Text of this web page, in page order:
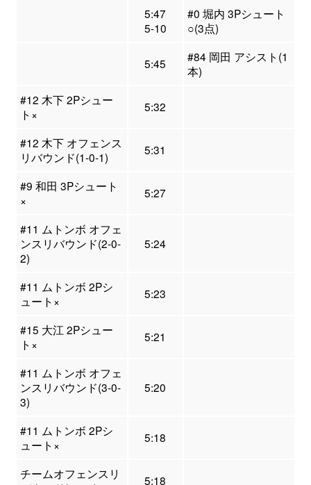
5:47
5-10
#0 堀内 3Pシュート
○(3点)
5:45
#84 岡田 アシスト(1
本)
#12 木下 2Pシュー
ト×
5:32
#12 木下 オフェンス
リバウンド(1-0-1)
5:31
#9 和田 3Pシュート
×
5:27
#11 ムトンボ オフェ
ンスリバウンド(2-0-
2)
5:24
#11 ムトンボ 2Pシ
ュート×
5:23
#15 大江 2Pシュー
ト×
5:21
#11 ムトンボ オフェ
ンスリバウンド(3-0-
3)
5:20
#11 ムトンボ 2Pシ
ュート×
5:18
チームオフェンスリ
5:18